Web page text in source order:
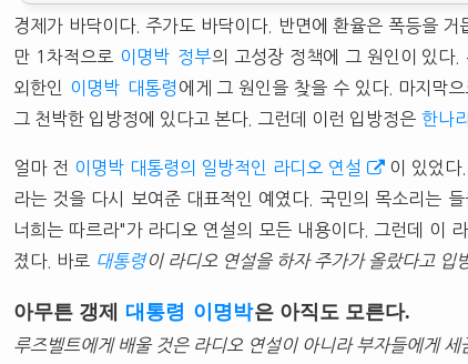
경제가 바닥이다. 주가도 바닥이다. 반면에 환율은 폭등을
만 1차적으로 이명박 정부의 고성장 정책에 그 원인이 있다.
외한인
이명박 대통령 에게 그 원인을 찾을 수 있다. 마지막
그 천박한 입방정에 있다고 본다. 그런데 이런 입방정은 한나
얼마 전 이명박 대통령의 일방적인 라디오 연설 이 있었다
라는 것을 다시 보여준 대표적인 예였다. 국민의 목소리는
너희는 따르라"가 라디오 연설의 모든 내용이다. 그런데 이
졌다. 바로 대통령 이 라디오 연설을 하자 주가가 올랐다고 입
아무튼 갱제 대통령 이명박은 아직도 모른다.
루즈벨트에게 배울 것은 라디오 연설이 아니라 부자들에게